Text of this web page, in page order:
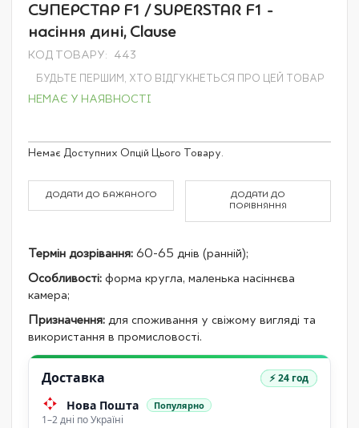
Перейти
початку
галереї
СУПЕРСТАР F1 / SUPERSTAR F1 -
насіння дині, Clause
КОД ТОВАРУ 443
БУДЬТЕ ПЕРШИМ, ХТО ВІДГУКНЕТЬСЯ ПРО ЦЕЙ ТОВАР
НЕМАЄ У НАЯВНОСТІ
Grouped
product
Немає Доступних Опцій Цього Товару.
ДОДАТИ ДО БАЖАНОГО
ДОДАТИ ДО
ПОРІВНЯННЯ
Термін дозрівання: 60-65 днів (ранній);
Особливості: форма кругла, маленька насіннєва
камера;
Призначення: для споживання у свіжому вигляді та
використання в промисловості.
Доставка ⚡ 24 год
Нова Пошта Популярно
1–2 дні по Україні